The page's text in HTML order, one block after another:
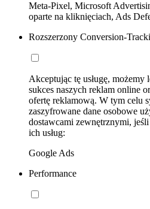
Meta-Pixel, Microsoft
oparte na kliknięciach, Ads
Rozszerzony Conversion-
Akceptując tę usługę,
sukces naszych reklam online
ofertę reklamową. W tym celu
zaszyfrowane dane osobowe
dostawcami zewnętrznymi,
ich usług:
Google Ads
Performance